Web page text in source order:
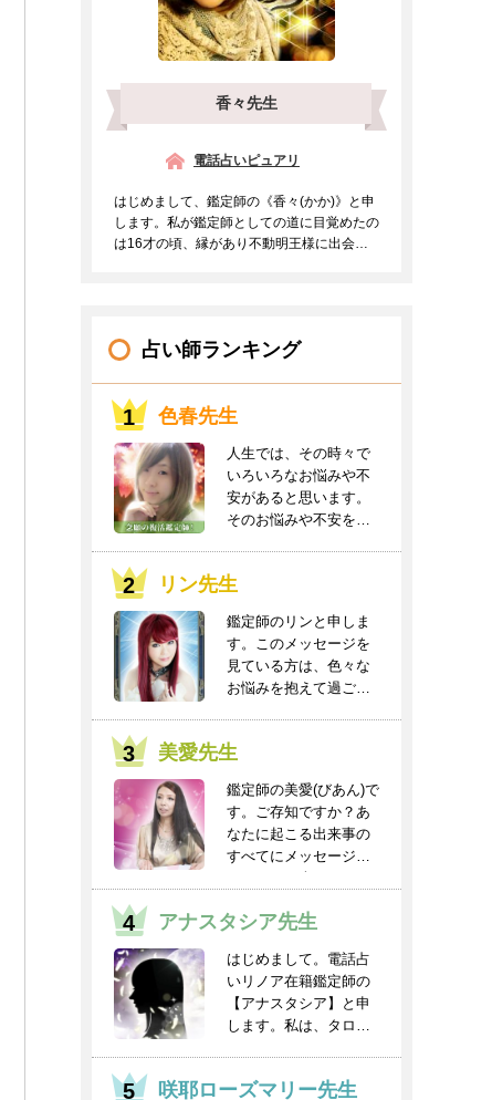
香々先生
電話占いピュアリ
はじめまして、鑑定師の《香々(かか)》と申
します。私が鑑定師としての道に目覚めたの
は16才の頃、縁があり不動明王様に出会う
占い師ランキング
色春先生
人生では、その時々で
いろいろなお悩みや不
安があると思います。
そのお悩みや不安をお
リン先生
鑑定師のリンと申しま
す。このメッセージを
見ている方は、色々な
お悩みを抱えて過ごし
美愛先生
鑑定師の美愛(びあん)で
す。ご存知ですか？あ
なたに起こる出来事の
すべてにメッセージと
アナスタシア先生
はじめまして。電話占
いリノア在籍鑑定師の
【アナスタシア】と申
します。私は、タロッ
咲耶ローズマリー先生